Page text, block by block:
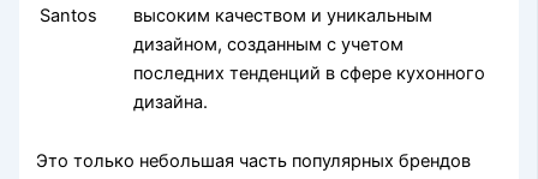
Santos
высоким качеством и уникальным
дизайном, созданным с учетом
последних тенденций в сфере кухонного
дизайна.
Это только небольшая часть популярных брендов